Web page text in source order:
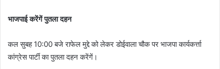
भाजपाई करेंगें पुतला दहन
कल सुबह 10:00 बजे राफेल मुद्दे को लेकर डोईवाला चौक पर भाजपा कार्यकर्त्ता
कांग्रेस पार्टी का पुतला दहन करेंगें।